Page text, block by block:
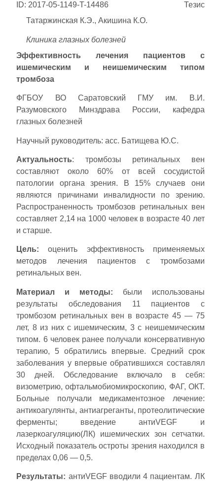
ID: 2017-05-1149-T-14486
Тезис
Татаржинская К.Э., Акишина К.О.
Клиника глазных болезней
Эффективность лечения пациентов с
ишемическим и неишемическим типом
тромбоза
ФГБОУ ВО Саратовский ГМУ им. В.И.
Разумовского Минздрава России, кафедра
глазных болезней
Научный руководитель: асс. Батищева Ю.С.
Актуальность: тромбозы ретинальных вен
составляют около 60% от всей сосудистой
патологии органа зрения. В 15% случаев они
являются причинами инвалидности по зрению.
Распространенность тромбозов ретинальных вен
составляет 2,14 на 1000 человек в возрасте 40 лет
и старше.
Цель:оценить эффективность применяемых
методов лечения пациентов с тромбозами
ретинальных вен.
Материал и методы: были использованы
результаты обследования 11 пациентов с
тромбозом ретинальных вен в возрасте 45 — 75
лет, 8 из них с ишемическим, 3 с неишемическим
типом. 6 человек ранее получали консервативную
терапию, 5 обратились впервые. Средний срок
заболевания у впервые обратившихся составлял
30 дней. Обследование включало в себя:
визометрию, офтальмобиомикроскопию, ФАГ, ОКТ.
Больные получали медикаментозное лечение:
антикоагулянты, антиагреганты, протеолитические
ферменты; введение антиVEGF и
лазеркоагуляцию(ЛК) ишемических зон сетчатки.
Исходный показатель остроты зрения находился в
пределах 0,06 — 0,5.
Результаты: антиVEGF вводили 4 пациентам. ЛК